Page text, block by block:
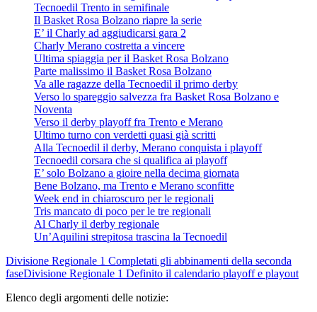
Tecnoedil Trento in semifinale
Il Basket Rosa Bolzano riapre la serie
E’ il Charly ad aggiudicarsi gara 2
Charly Merano costretta a vincere
Ultima spiaggia per il Basket Rosa Bolzano
Parte malissimo il Basket Rosa Bolzano
Va alle ragazze della Tecnoedil il primo derby
Verso lo spareggio salvezza fra Basket Rosa Bolzano e
Noventa
Verso il derby playoff fra Trento e Merano
Ultimo turno con verdetti quasi già scritti
Alla Tecnoedil il derby, Merano conquista i playoff
Tecnoedil corsara che si qualifica ai playoff
E’ solo Bolzano a gioire nella decima giornata
Bene Bolzano, ma Trento e Merano sconfitte
Week end in chiaroscuro per le regionali
Tris mancato di poco per le tre regionali
Al Charly il derby regionale
Un’Aquilini strepitosa trascina la Tecnoedil
Divisione Regionale 1 Completati gli abbinamenti della seconda
faseDivisione Regionale 1 Definito il calendario playoff e playout
Elenco degli argomenti delle notizie: